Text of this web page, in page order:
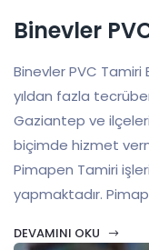
Binevler
Binevler PVC Tamiri
yıldan fazla
Gaziantep ve
biçimde hizmet
Pimapen Tamiri
yapmaktadır.
DEVAMINI OKU